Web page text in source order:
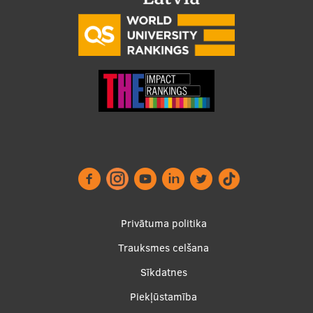
Pētniecības datu pārvaldība
RSU zinātnes portāls
Zinātnes ietekme
Pētniecības platformas
Doktorantūras skola
Pētniecības projekti
Vertikāli integrētie projekti
Zinātniskās konferences
Privātuma politika
Trauksmes celšana
Sīkdatnes
Piekļūstamība